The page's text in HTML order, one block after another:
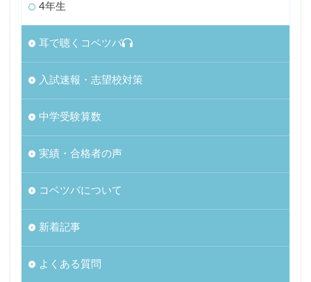
4年生
耳で聴くコベツバ
入試速報・志望校対策
中学受験算数
実績・合格者の声
コベツバについて
新着記事
よくある質問